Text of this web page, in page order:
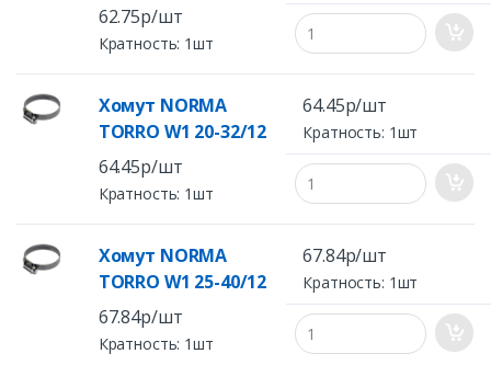
62.75р/шт
Кратность: 1шт
Хомут NORMA
TORRO W1 20-32/12
64.45р/шт
Кратность: 1шт
64.45р/шт
Кратность: 1шт
Хомут NORMA
TORRO W1 25-40/12
67.84р/шт
Кратность: 1шт
67.84р/шт
Кратность: 1шт